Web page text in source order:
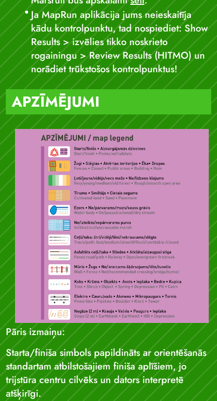
Ja MapRun aplikācija jums neieskaitīja
kādu kontrolpunktu, tad nospiediet: Show
Results > izvēlies tikko noskrieto
rogainingu > Review Results (HITMO) un
norādiet trūkstošos kontrolpunktus!
APZĪMĒJUMI
Pāris izmaiņu:
Starta/finiša simbols papildināts ar orientēšanās
standartam atbilstošajiem finiša aplīšiem, jo
trijstūra centru cilvēks un dators interpretē
atšķirīgi.